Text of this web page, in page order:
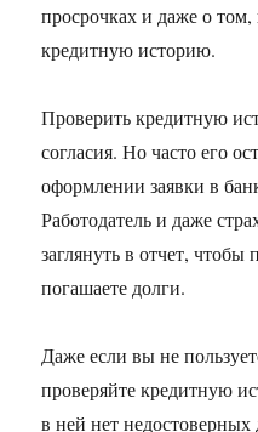
просрочках и даже о
кредитную историю.
Проверить кредитную
согласия. Но часто его
оформлении заявки в
Работодатель и даже
заглянуть в отчет, чтобы
погашаете долги.
Даже если вы не
проверяйте кредитную
в ней нет